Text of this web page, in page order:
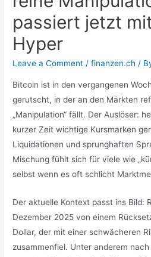
passiert jetzt
Hyper
Leave a Comment /finanzen.ch /
Bitcoin ist in den vergangenen
gerutscht, in der an den Märkten
„Manipulation“ fällt. Der Auslöser:
kurzer Zeit wichtige Kursmarken
Liquidationen und sprunghaften
Mischung fühlt sich für viele wie
selbst wenn es oft schlicht
Der aktuelle Kontext passt ins Bild:
Dezember 2025 von einem
Dollar, der mit einer schwächeren
zusammenfiel. Unter anderem